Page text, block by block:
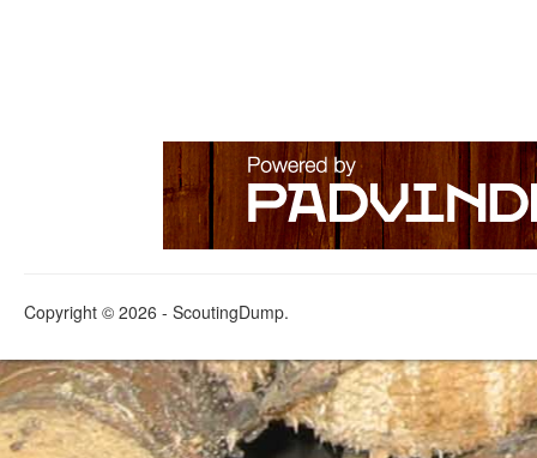
Copyright © 2026 - ScoutingDump.